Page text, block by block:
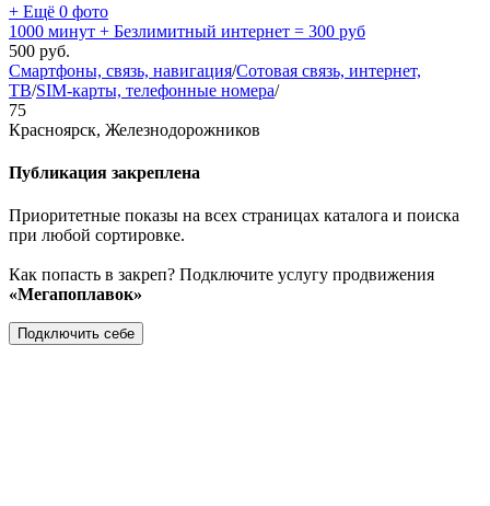
+ Ещё 0 фото
1000 минут + Безлимитный интернет = 300 руб
500 руб.
Смартфоны, связь, навигация/Сотовая связь, интернет,
ТВ/SIM-карты, телефонные номера/
75
Красноярск, Железнодорожников
Публикация закреплена
Приоритетные показы на всех страницах каталога и поиска
при любой сортировке.
Как попасть в закреп? Подключите услугу продвижения
«Мегапоплавок»
Подключить себе